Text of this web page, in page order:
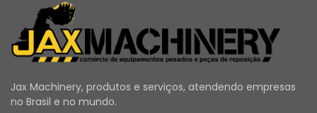
Jax Machinery, produtos e serviços, atendendo empresas
no Brasil e no mundo.